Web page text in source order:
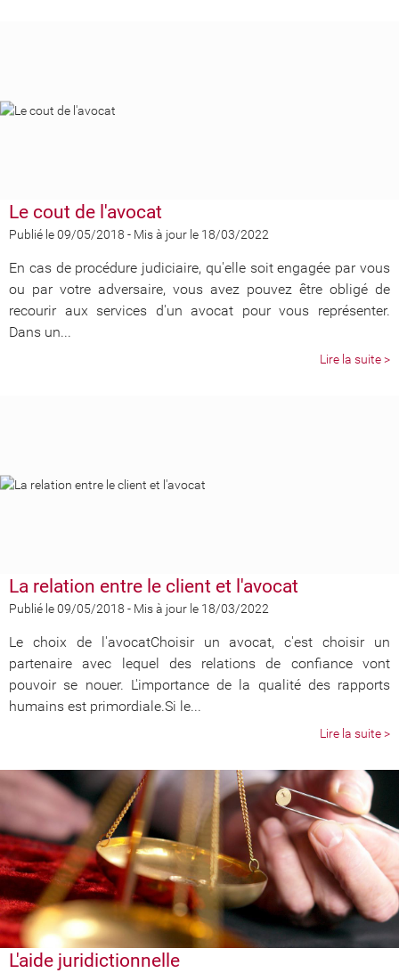
Le cout de l'avocat
Publié le 09/05/2018 - Mis à jour le 18/03/2022
En cas de procédure judiciaire, qu'elle soit engagée par vous
ou par votre adversaire, vous avez pouvez être obligé de
recourir aux services d'un avocat pour vous représenter.
Dans un...
Lire la suite >
La relation entre le client et l'avocat
Publié le 09/05/2018 - Mis à jour le 18/03/2022
Le choix de l'avocatChoisir un avocat, c'est choisir un
partenaire avec lequel des relations de confiance vont
pouvoir se nouer. L'importance de la qualité des rapports
humains est primordiale.Si le...
Lire la suite >
L'aide juridictionnelle